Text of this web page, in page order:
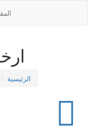
ارخص
الرئيسية